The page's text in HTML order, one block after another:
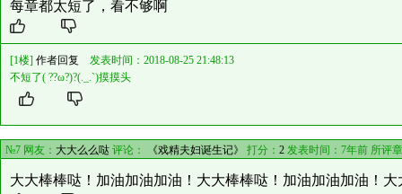
每章都太短了，看不够啊
[1楼] 作者回复 发表时间：2018-08-25 21:48:13
不短了( ??ω?)?(._.`)摸摸头
№7 网友： 大大么么哒 评论： 《戏精夫妇诞生记》 打分： 2 发表时间：7年前 所评
大大棒棒哒！加油加油加油！大大棒棒哒！加油加油加油！